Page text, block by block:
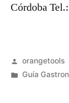
Córdoba
Publicado
por
orangetools
Publicada
Guía